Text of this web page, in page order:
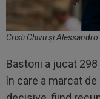
Cristi Chivu și
Bastoni a jucat
în care a marcat